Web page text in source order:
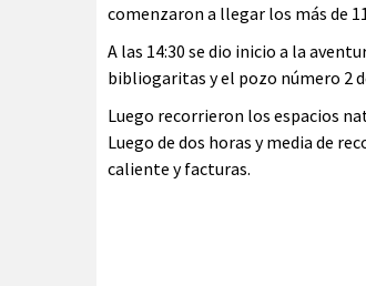
comenzaron a llegar los más de
A las 14:30 se dio inicio a la
bibliogaritas y el pozo número 2
Luego recorrieron los espacios
Luego de dos horas y media de
caliente y facturas.